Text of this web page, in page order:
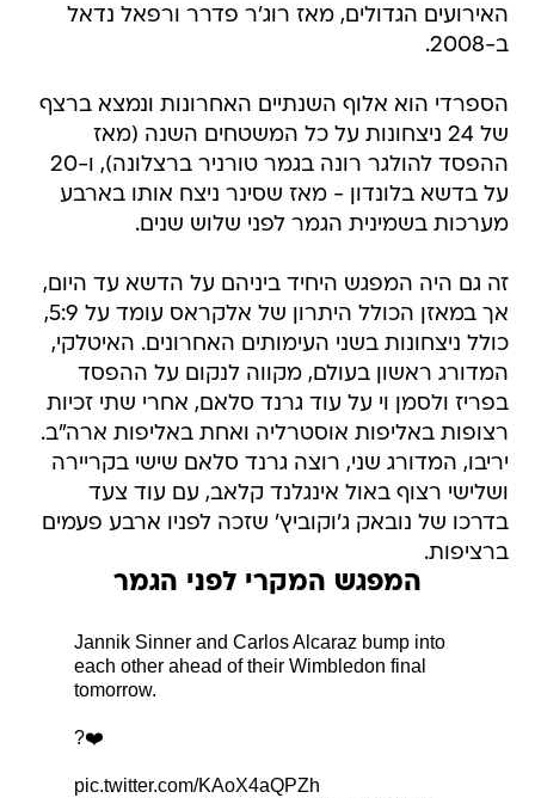
האירועים הגדולים, מאז רוג'ר פדרר ורפאל נדאל
ב-2008.
הספרדי הוא אלוף השנתיים האחרונות ונמצא ברצף
של 24 ניצחונות על כל המשטחים השנה (מאז
ההפסד להולגר רונה בגמר טורניר ברצלונה), ו-20
על בדשא בלונדון - מאז שסינר ניצח אותו בארבע
מערכות בשמינית הגמר לפני שלוש שנים.
זה גם היה המפגש היחיד ביניהם על הדשא עד היום,
אך במאזן הכולל היתרון של אלקראס עומד על 5:9,
כולל ניצחונות בשני העימותים האחרונים. האיטלקי,
המדורג ראשון בעולם, מקווה לנקום על ההפסד
בפריז ולסמן וי על עוד גרנד סלאם, אחרי שתי זכיות
רצופות באליפות אוסטרליה ואחת באליפות ארה"ב.
יריבו, המדורג שני, רוצה גרנד סלאם שישי בקריירה
ושלישי רצוף באול אינגלנד קלאב, עם עוד צעד
בדרכו של נובאק ג'וקוביץ' שזכה לפניו ארבע פעמים
ברציפות.
המפגש המקרי לפני הגמר
Jannik Sinner and Carlos Alcaraz bump into
each other ahead of their Wimbledon final
tomorrow.
?❤️
pic.twitter.com/KAoX4aQPZh